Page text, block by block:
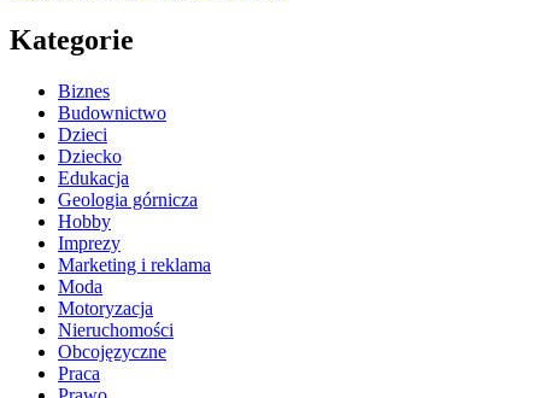
Kategorie
Biznes
Budownictwo
Dzieci
Dziecko
Edukacja
Geologia górnicza
Hobby
Imprezy
Marketing i reklama
Moda
Motoryzacja
Nieruchomości
Obcojęzyczne
Praca